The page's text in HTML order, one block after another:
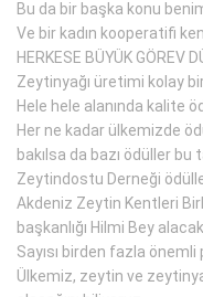
Bu da bir başka konu
Ve bir kadın kooperatifi
HERKESE BÜYÜK GÖREV
Zeytinyağı üretimi kolay
Hele hele alanında kalite
Her ne kadar ülkemizde
bakılsa da bazı ödüller
Zeytindostu Derneği
Akdeniz Zeytin Kentleri
başkanlığı Hilmi Bey alacak.
Sayısı birden fazla önemli
Ülkemiz, zeytin ve